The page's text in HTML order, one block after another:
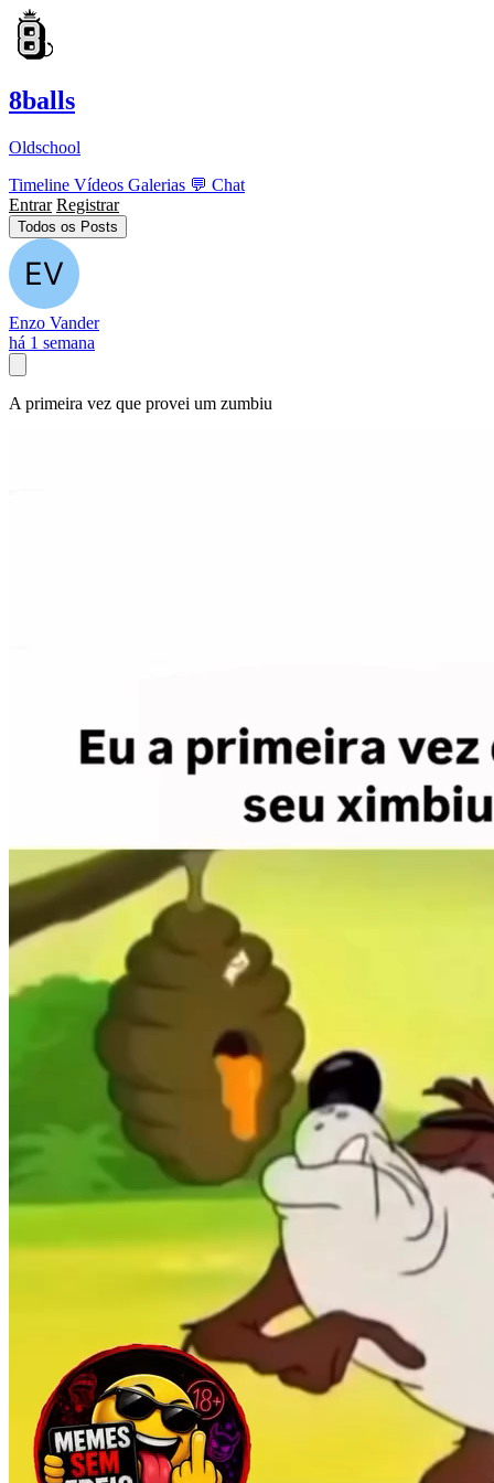
8balls
Oldschool
Timeline Vídeos Galerias 💬 Chat
Entrar Registrar
Todos os Posts
Enzo Vander
há 1 semana
A primeira vez que provei um zumbiu